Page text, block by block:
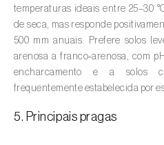
Batata ( Solanum
Batata-doce (Ipomoea
Begónia (Hillebrandia
Begonia spp.)
Beringela (Solanum
temperaturas ideais entre 25–30
de seca, mas responde
500 mm anuais. Prefere solos
arenosa a franco‑arenosa, com
encharcamento e a solos
frequentemente estabelecida por
5. Principais pragas